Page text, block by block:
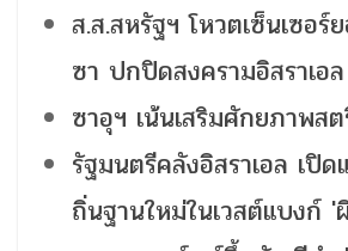
ส.ส.สหรัฐฯ โหวตเซ็นเซอร์
ซา ปกปิดสงครามอิสราเอล
ซาอุฯ เน้นเสริมศักยภาพส
รัฐมนตรีคลังอิสราเอล เปิด
ถิ่นฐานใหม่ในเวสต์แบงก์